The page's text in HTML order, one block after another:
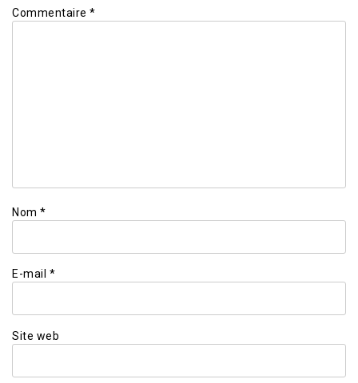
Commentaire *
Nom *
E-mail *
Site web